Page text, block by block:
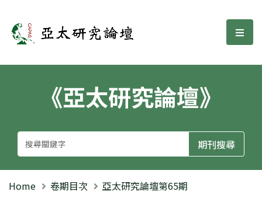
亞太研究論壇 選
《亞太研究論壇》
Home 卷期目次 亞太研究論壇第65期